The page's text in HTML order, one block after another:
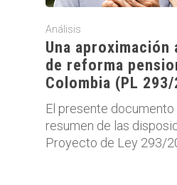
Análisis
Una
de reforma
Colombia (PL 293/
El presente
resumen de las
Proyecto de Ley 293/